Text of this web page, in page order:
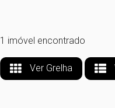
1 imóvel encontrado
Ver Grelha